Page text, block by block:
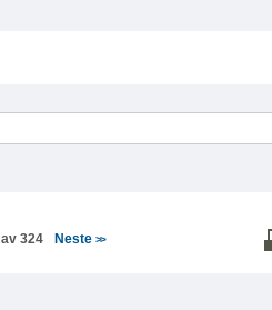
324 Neste >>